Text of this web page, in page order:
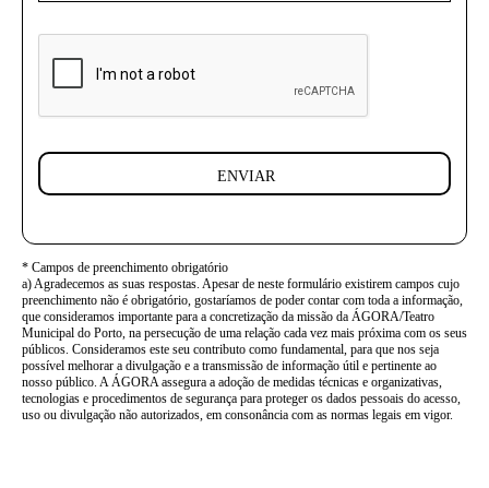
ENVIAR
* Campos de preenchimento obrigatório
a) Agradecemos as suas respostas. Apesar de neste formulário existirem campos cujo
preenchimento não é obrigatório, gostaríamos de poder contar com toda a informação,
que consideramos importante para a concretização da missão da ÁGORA/Teatro
Municipal do Porto, na persecução de uma relação cada vez mais próxima com os seus
públicos. Consideramos este seu contributo como fundamental, para que nos seja
possível melhorar a divulgação e a transmissão de informação útil e pertinente ao
nosso público. A ÁGORA assegura a adoção de medidas técnicas e organizativas,
tecnologias e procedimentos de segurança para proteger os dados pessoais do acesso,
uso ou divulgação não autorizados, em consonância com as normas legais em vigor.